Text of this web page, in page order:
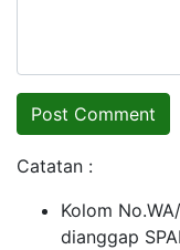
Catatan :
Kolom
dianggap